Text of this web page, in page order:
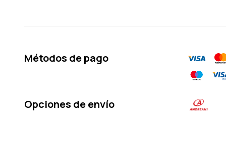
Métodos de pago
Opciones de envío